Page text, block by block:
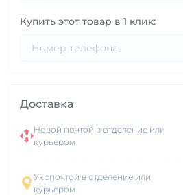
Купить этот товар в 1 клик:
Доставка
Новой почтой в отделение или
курьером
Укрпочтой в отделение или
курьером